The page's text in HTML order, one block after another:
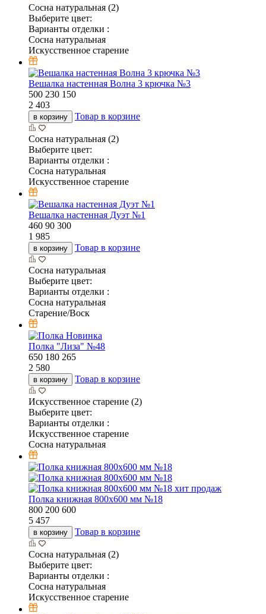
Сосна натуральная (2)
Выберите цвет:
Варианты отделки :
Сосна натуральная
Искусственное старение
Вешалка настенная Волна 3 крючка №3
500 230 150
2 403
в корзину Товар в корзине
Сосна натуральная (2)
Выберите цвет:
Варианты отделки :
Сосна натуральная
Искусственное старение
Вешалка настенная Дуэт №1
460 90 300
1 985
в корзину Товар в корзине
Сосна натуральная
Выберите цвет:
Варианты отделки :
Сосна натуральная
Старение/Воск
Новинка
Полка "Лиза" №48
650 180 265
2 580
в корзину Товар в корзине
Искусственное старение (2)
Выберите цвет:
Варианты отделки :
Искусственное старение
Сосна натуральная
хит продаж
Полка книжная 800х600 мм №18
800 200 600
5 457
в корзину Товар в корзине
Сосна натуральная (2)
Выберите цвет:
Варианты отделки :
Сосна натуральная
Искусственное старение